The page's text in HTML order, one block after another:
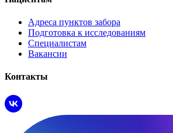
Адреса пунктов забора
Подготовка к исследованиям
Специалистам
Вакансии
Контакты